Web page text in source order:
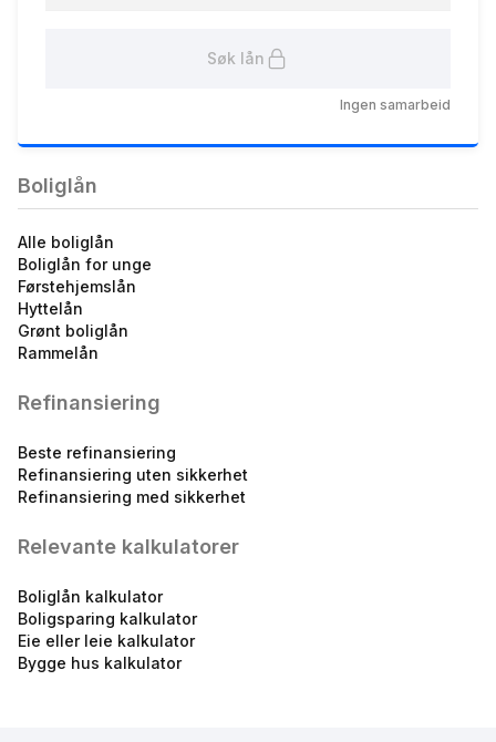
5.12%
Grønt boliglån
Søk lån
Ingen samarbeid
Boliglån
Alle boliglån
Boliglån for unge
Førstehjemslån
Hyttelån
Grønt boliglån
Rammelån
Refinansiering
Beste refinansiering
Refinansiering uten sikkerhet
Refinansiering med sikkerhet
Relevante kalkulatorer
Boliglån kalkulator
Boligsparing kalkulator
Eie eller leie kalkulator
Bygge hus kalkulator